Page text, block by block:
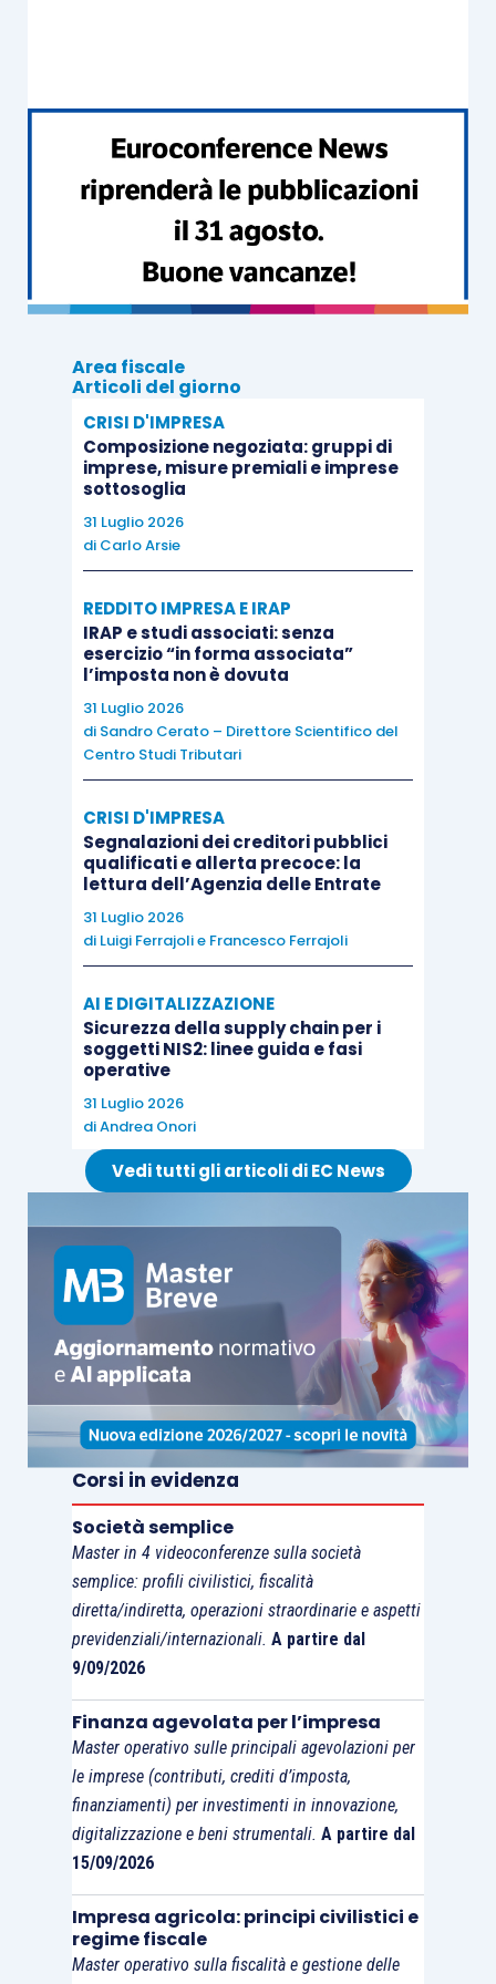
Murano e Burano) e;
rivalutatadel 5%.
immobili locati non opera l’effetto
disposizione.
Pertanto, per i fabbricati delle società semplici
locati a terzi è previstosia il pagamento l’Imu
sia la concorrenza al reddito
ai soci) delreddito fondiario prodotto
Corte di cassazione (Cassazione, n. 23679/2019)
ha chiarito che l’agevolazione prevista per
abitazione principale non spetta ai soci della
società semplice
o hanno sullo stesso dei diritti reali.
Per beneficiare dell’agevolazione, infatti, deve
esserciidentità tra proprietario del bene e
utilizzatore dello stesso: nel caso delle società
semplice, i soci risultano
ideale e non reale dei beni stessi, ciascuno con
pertanto, viene a loro inibita la possibilità di
accedere all’agevolazione.
Le società semplici non possono assoggettare a
cedolare seccail reddito derivante dalla
locazione dei propri immobili: l’opzione per la
locatore, persona fisica, proprietario o titolare di
diritto reale di godimento di unità immobiliari
abitative locate”, con conseguente
esclusione
delle società semplici.
Come chiarito dall’Agenzia delle Entrate
(circolare n. 24/E/2017) alle società semplici è
altresìpreclusol’accesso alla disciplina delle
locazioni brevi, di cui all’
La disciplina sulle “locazioni brevi” è applicabile, a
norma dell’articolo 4 D.L. 50/2017, a
contratti di locazione (sublocazione o
locazione concessa dal comodatario)
superiore a 30 giorni e stipulati da persone
fisiche al di fuori del regime di impresa.
Lasublocazione
a terzi di unità immobiliari
detenute in base ad un contratto di locazione
rilevante ai sensi dell’articolo 67, comma 1, lett.
h), Tuir.
Area fiscale
Articoli del giorno
CRISI D'IMPRESA
Composizione negoziata: gruppi di
imprese, misure premiali e imprese
sottosoglia
31 Luglio 2026
di Carlo Arsie
REDDITO IMPRESA E IRAP
IRAP e studi associati: senza
esercizio “in forma associata”
l’imposta non è dovuta
31 Luglio 2026
di Sandro Cerato – Direttore Scientifico del
Centro Studi Tributari
CRISI D'IMPRESA
Segnalazioni dei creditori pubblici
qualificati e allerta precoce: la
lettura dell’Agenzia delle Entrate
31 Luglio 2026
di Luigi Ferrajolie Francesco Ferrajoli
AI E DIGITALIZZAZIONE
Sicurezza della supply chain per i
soggetti NIS2: linee guida e fasi
operative
31 Luglio 2026
diAndrea Onori
Vedi tutti gli articoli di EC News
Corsi in evidenza
Società semplice
Master in 4 videoconferenze sulla società
semplice: profili civilistici, fiscalità
diretta/indiretta, operazioni straordinarie e aspetti
previdenziali/internazionali. A partire dal
9/09/2026
Finanza agevolata per l’impresa
Master operativo sulle principali agevolazioni per
le imprese (contributi, crediti d’imposta,
finanziamenti) per investimenti in innovazione,
digitalizzazione e beni strumentali. A partire dal
15/09/2026
Impresa agricola: principi civilistici e
regime fiscale
Master operativo sulla fiscalità e gestione delle